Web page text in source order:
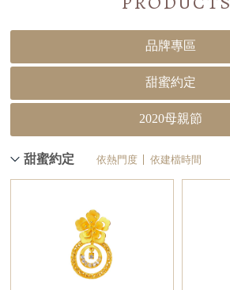
品牌專區
甜蜜約定
2020母親節
甜蜜約定 依熱門度 依建檔時間